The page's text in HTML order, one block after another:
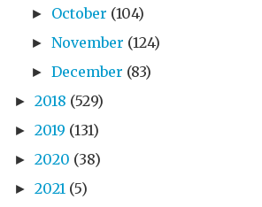
► October (104)
►November (124)
►December (83)
► 2018 (529)
► 2019 (131)
► 2020 (38)
► 2021 (5)